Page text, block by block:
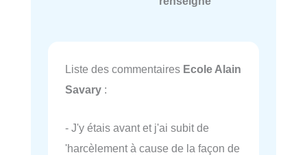
Liste des commentaires Ecole Alain
Savary :
- J'y étais avant et j'ai subit de
'harcèlement à cause de la façon de